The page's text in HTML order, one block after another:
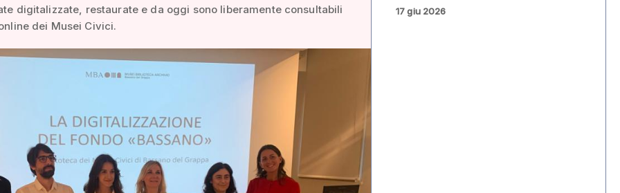
digitalizzate, restaurate e da oggi sono liberamente consultabili
dei Musei Civici.
17 giu 2026